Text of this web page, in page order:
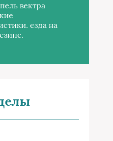
вектра
езда на